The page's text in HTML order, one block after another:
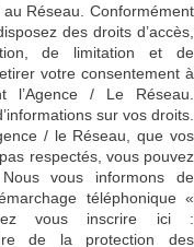
Réseau. Conformément
des droits d’accès,
de limitation et de
votre consentement à
l’Agence / Le Réseau.
sur vos droits.
/ le Réseau, que vos
respectés, vous pouvez
vous informons de
téléphonique «
vous inscrire ici :
de la protection des